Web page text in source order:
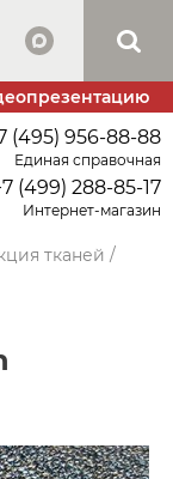
(495) 956-88-88
Единая справочная
(499) 288-85-17
Интернет-магазин
тканей /